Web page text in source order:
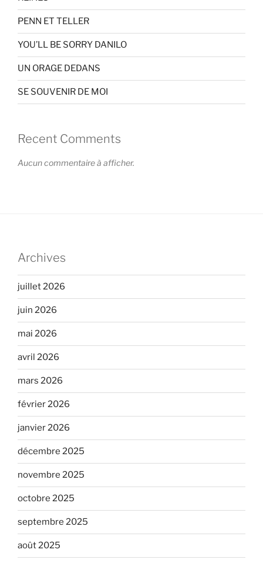
PENN ET TELLER
YOU’LL BE SORRY DANILO
UN ORAGE DEDANS
SE SOUVENIR DE MOI
Recent Comments
Aucun commentaire à afficher.
Archives
juillet 2026
juin 2026
mai 2026
avril 2026
mars 2026
février 2026
janvier 2026
décembre 2025
novembre 2025
octobre 2025
septembre 2025
août 2025